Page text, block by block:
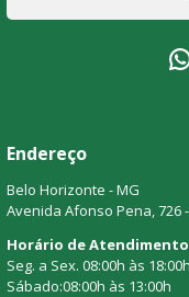
Endereço
Belo Horizonte - MG
Avenida Afonso Pena, 726
Horário de
Seg. a Sex. 08:00h às 18:00h
Sábado:08:00h às 13:00h